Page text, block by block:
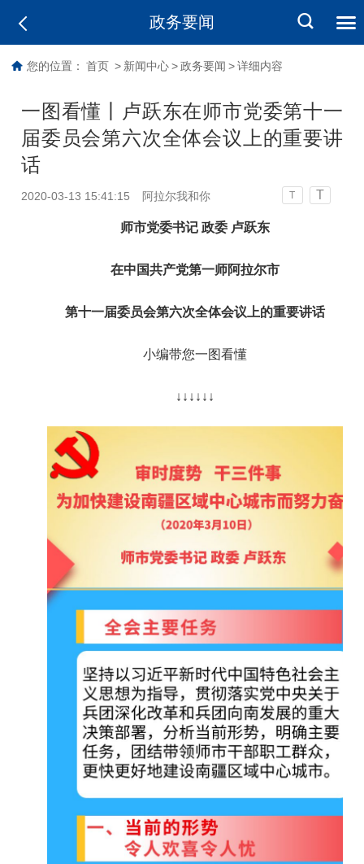
政务要闻
您的位置： 首页 > 新闻中心 > 政务要闻 > 详细内容
一图看懂丨卢跃东在师市党委第十一
届委员会第六次全体会议上的重要讲
话
2020-03-13 15:41:15 阿拉尔我和你 T T
师市党委书记 政委 卢跃东
在中国共产党第一师阿拉尔市
第十一届委员会第六次全体会议上的重要讲话
小编带您一图看懂
↓↓↓↓↓↓